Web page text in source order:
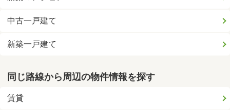
中古一戸建て
新築一戸建て
同じ路線から周辺の物件情報を探す
賃貸